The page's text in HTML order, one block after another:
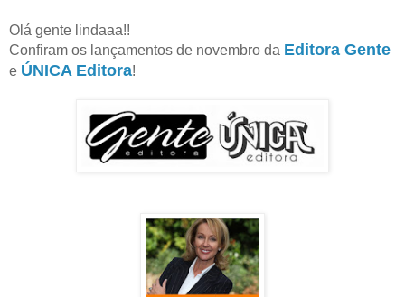
Olá gente lindaaa!!
Confiram os lançamentos de novembro da Editora Gente
e ÚNICA Editora!